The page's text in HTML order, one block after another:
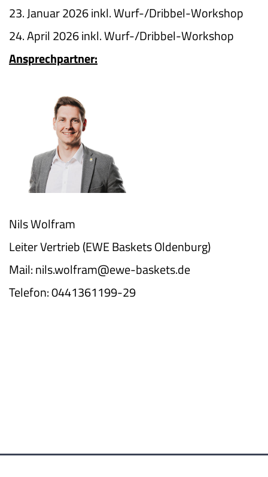
23. Januar 2026 inkl. Wurf-/Dribbel-Workshop
24. April 2026 inkl. Wurf-/Dribbel-Workshop
Ansprechpartner:
Nils Wolfram
Leiter Vertrieb (EWE Baskets Oldenburg)
Mail: nils.wolfram@ewe-baskets.de
Telefon: 0441361199-29